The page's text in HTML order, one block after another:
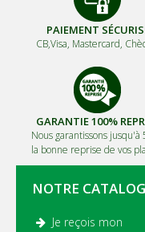
PAIEMENT
CB,Visa, Mastercard,
GARANTIE 100%
Nous garantissons jusqu'à
la bonne reprise de vos
NOTRE
Je reçois mon